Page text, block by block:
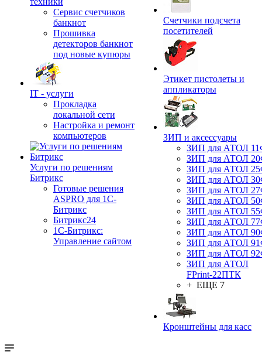
Сервис счетчиков
банкнот
Прошивка
детекторов банкнот
под новые купюры
IT - услуги
Прокладка
локальной сети
Настройка и ремонт
компьютеров
Услуги по решениям
Битрикс
Готовые решения
ASPRO для 1С-
Битрикс
Битрикс24
1С-Битрикс:
Управление сайтом
Счетчики подсчета
посетителей
Этикет пистолеты и
аппликаторы
ЗИП и аксессуары
ЗИП для АТОЛ
ЗИП для АТОЛ
ЗИП для АТОЛ
ЗИП для АТОЛ
ЗИП для АТОЛ
ЗИП для АТОЛ
ЗИП для АТОЛ
ЗИП для АТОЛ
ЗИП для АТОЛ
ЗИП для АТОЛ
ЗИП для АТОЛ
ЗИП для АТОЛ
FPrint-22ПТК
+ ЕЩЕ 7
Кронштейны для касс